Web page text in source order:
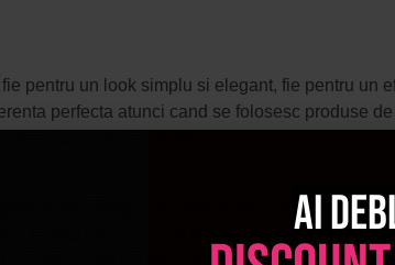
pentru un look simplu si elegant, fie pentru un
perfecta atunci cand se folosesc produse
sa isi realizeze manichiura acasa.
se imping cuticulele si se indeparteaza,
in lampa LED sau 120 de secunde in lampa UV;
Ai